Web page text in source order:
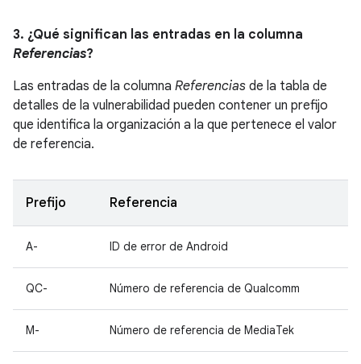
3. ¿Qué significan las entradas en la columna
Referencias?
Las entradas de la columna Referencias de la tabla de
detalles de la vulnerabilidad pueden contener un prefijo
que identifica la organización a la que pertenece el valor
de referencia.
Prefijo Referencia
A- ID de error de Android
QC- Número de referencia de Qualcomm
M- Número de referencia de MediaTek